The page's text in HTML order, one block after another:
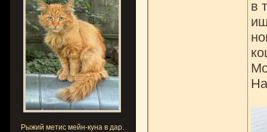
Рыжий метис мейн-куна в дар.
в